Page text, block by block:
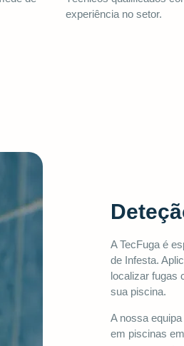
experiência no setor.
A TecFuga é
de Infesta.
localizar fugas
sua piscina.
A nossa
em piscinas